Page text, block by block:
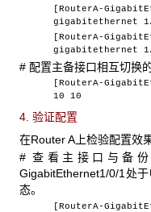
[RouterA-
gigabitethernet
[RouterA-
gigabitethernet
# 配置主备接口相互切换
[RouterA-
10 10
4. 验证配置
在Router A上检验配置效果
# 查看主接口与备
GigabitEthernet1/0/1处
态。
[RouterA-